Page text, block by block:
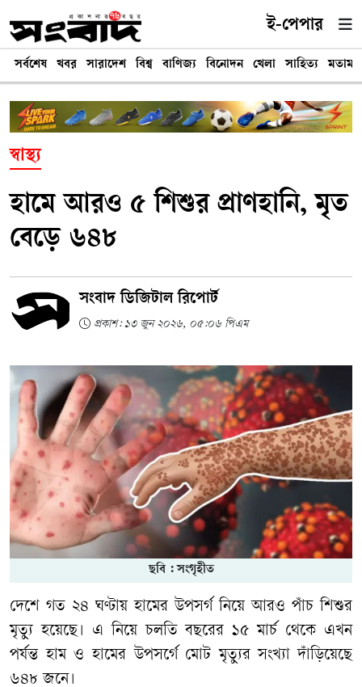
ই-পেপার
সর্বশেষ খবর সারাদেশ বিশ্ব বাণিজ্য বিনোদন খেলা সাহিত্য মতামত
স্বাস্থ্য
হামে আরও ৫ শিশুর প্রাণহানি, মৃত
বেড়ে ৬৪৮
সংবাদ ডিজিটাল রিপোর্ট
প্রকাশ: ১৩ জুন ২০২৬, ০৫:০৬ পিএম
ছবি : সংগৃহীত
দেশে গত ২৪ ঘণ্টায় হামের উপসর্গ নিয়ে আরও পাঁচ শিশুর
মৃত্যু হয়েছে। এ নিয়ে চলতি বছরের ১৫ মার্চ থেকে এখন
পর্যন্ত হাম ও হামের উপসর্গে মোট মৃত্যুর সংখ্যা দাঁড়িয়েছে
৬৪৮ জনে।